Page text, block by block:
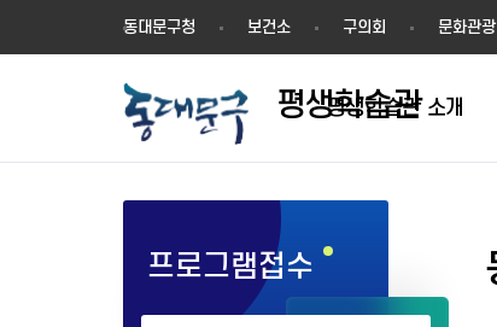
동대문구청 보건소 구의회 문화관광
평생학습관
평생학습관 소개
학습동아리 인증절차
학습동아리 현황
프로그램접수